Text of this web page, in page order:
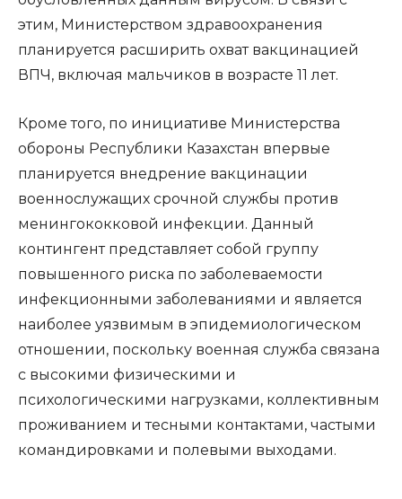
этим, Министерством здравоохранения
планируется расширить охват вакцинацией
ВПЧ, включая мальчиков в возрасте 11 лет.
Кроме того, по инициативе Министерства
обороны Республики Казахстан впервые
планируется внедрение вакцинации
военнослужащих срочной службы против
менингококковой инфекции. Данный
контингент представляет собой группу
повышенного риска по заболеваемости
инфекционными заболеваниями и является
наиболее уязвимым в эпидемиологическом
отношении, поскольку военная служба связана
с высокими физическими и
психологическими нагрузками, коллективным
проживанием и тесными контактами, частыми
командировками и полевыми выходами.